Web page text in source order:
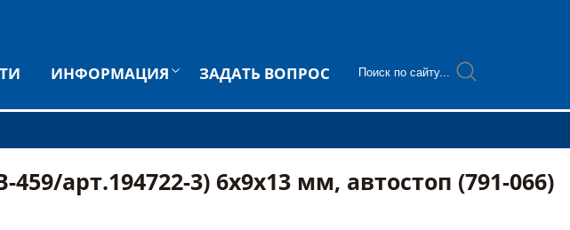
ИНФОРМАЦИЯ ЗАДАТЬ ВОПРОС
арт.194722-3) 6x9x13 мм, автостоп (791-066)